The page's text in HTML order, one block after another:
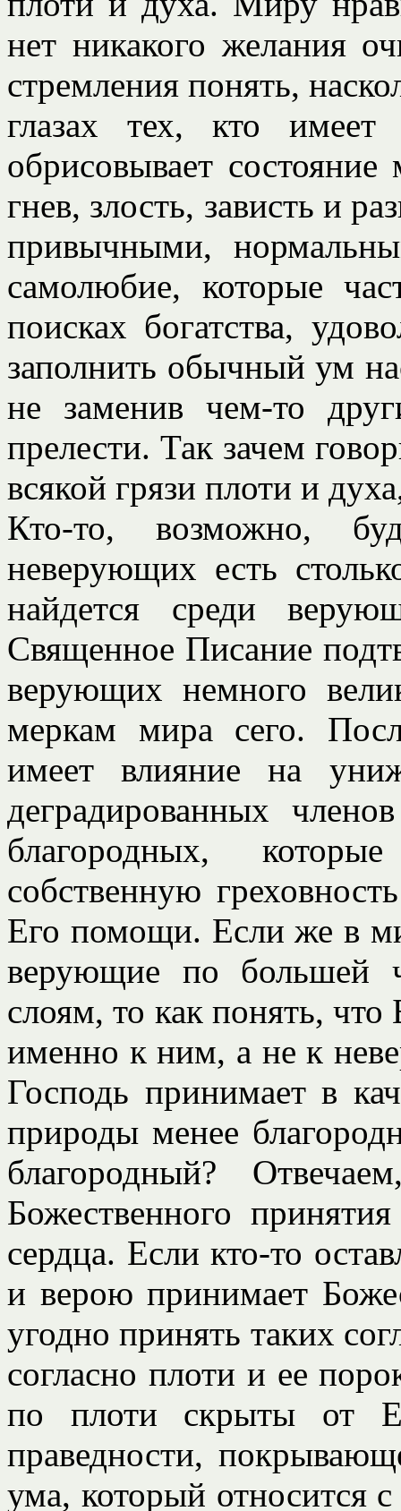
нет никакого желания
стремления понять,
глазах тех, кто
обрисовывает
гнев, злость, зависть и
привычными,
самолюбие, которые
поисках богатства,
заполнить обычный ум
не заменив чем-то
прелести. Так зачем
всякой грязи плоти и
Кто-то, возможно,
неверующих есть
найдется среди
Священное Писание
верующих немного
меркам мира сего.
имеет влияние на
деградированных
благородных,
собственную
Его помощи. Если же в
верующие по большей
слоям, то как понять,
именно к ним, а не к
Господь принимает в
природы менее
благородный?
Божественного
сердца. Если кто-то
и верою принимает
угодно принять таких
согласно плоти и ее
по плоти скрыты от
праведности,
ума, который относится